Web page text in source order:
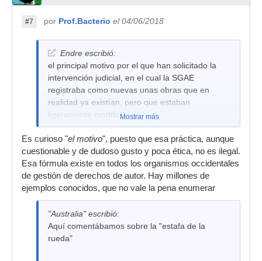
#7 por Prof.Bacterio el 04/06/2018
Endre escribió:
el principal motivo por el que han solicitado la
intervención judicial, en el cual la SGAE
registraba como nuevas unas obras que en
realidad ya existían, pero que estaban
ligeramente modificadas.Mostrar más
Es curioso "el motivo", puesto que esa práctica, aunque
cuestionable y de dudoso gusto y poca ética, no es ilegal.
Esa fórmula existe en todos los organismos occidentales
de gestión de derechos de autor. Hay millones de
ejemplos conocidos, que no vale la pena enumerar
"Australia" escribió:
Aquí comentábamos sobre la "estafa de la
rueda"